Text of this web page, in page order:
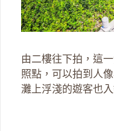
由二樓往下拍，這
照點，可以拍到人
灘上浮淺的遊客也入